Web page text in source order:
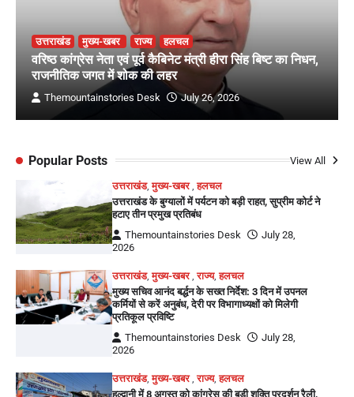
उत्तराखंड मुख्य-खबर राज्य हलचल
वरिष्ठ कांग्रेस नेता एवं पूर्व कैबिनेट मंत्री हीरा सिंह बिष्ट का निधन,
राजनीतिक जगत में शोक की लहर
Themountainstories Desk July 26, 2026
Popular Posts View All
उत्तराखंड,मुख्य-खबर ,हलचल
उत्तराखंड के बुग्यालों में पर्यटन को बड़ी राहत, सुप्रीम कोर्ट ने
हटाए तीन प्रमुख प्रतिबंध
Themountainstories Desk
July 28,
2026
उत्तराखंड,मुख्य-खबर ,राज्य,हलचल
मुख्य सचिव आनंद बर्द्धन के सख्त निर्देश: 3 दिन में उपनल
कर्मियों से करें अनुबंध, देरी पर विभागाध्यक्षों को मिलेगी
प्रतिकूल प्रविष्टि
Themountainstories Desk
July 28,
2026
उत्तराखंड,मुख्य-खबर ,राज्य,हलचल
हल्द्वानी में 8 अगस्त को कांग्रेस की बड़ी शक्ति प्रदर्शन रैली,